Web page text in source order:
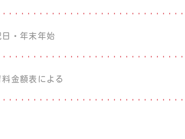
日・年末年始
金額表による